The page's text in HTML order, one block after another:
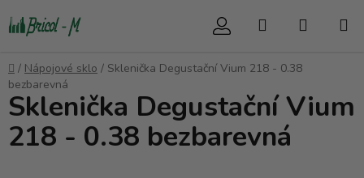
na
Hledat
Domů
/ Nápojové sklo / Sklenička Degustační Vium 218 - 0.38
bezbarevná
Sklenička Degustační Vium
218 - 0.38 bezbarevná